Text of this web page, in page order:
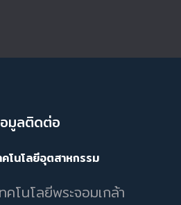
มูลติดต่อ
โนโลยีอุตสาหกรรม
คโนโลยีพระจอมเกล้า